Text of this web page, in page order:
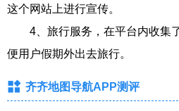
这个网站上进行宣传。
4、旅行服务，在平台内收集
便用户假期外出去旅行。
齐齐地图导航APP测评